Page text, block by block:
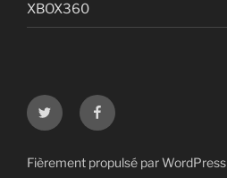
XBOX360
Twitter Facebook
Fièrement propulsé par WordPress